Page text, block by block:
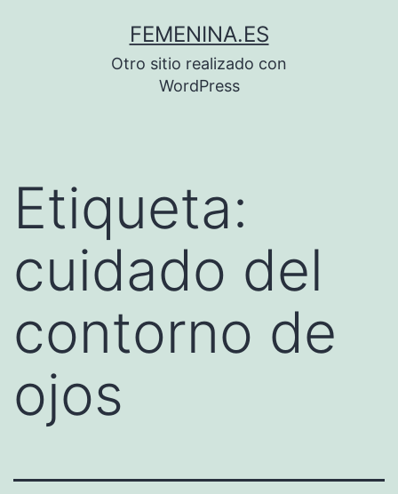
FEMENINA.ES
Otro sitio realizado con
WordPress
Etiqueta:
cuidado del
contorno de
ojos